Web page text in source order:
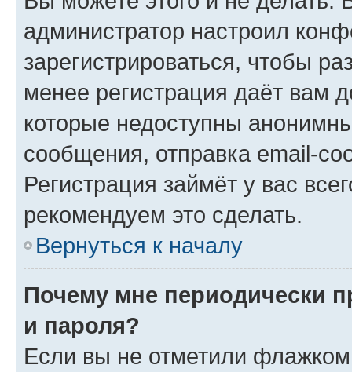
администратор настроил
зарегистрироваться, чтобы
менее регистрация даёт вам
которые недоступны
сообщения, отправка email-
Регистрация займёт у вас
рекомендуем это сделать.
Вернуться к началу
Почему мне периодически
и пароля?
Если вы не отметили